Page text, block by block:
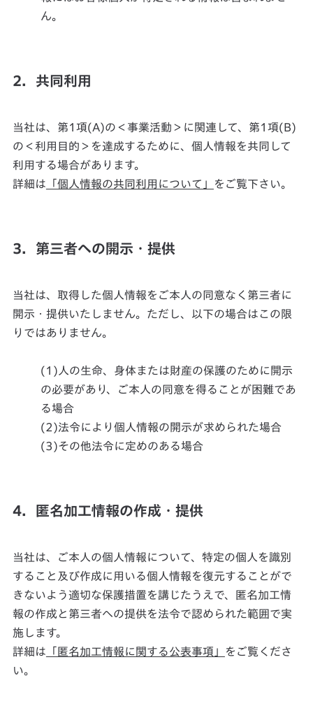
ん。
2．共同利用
当社は、第1項(A)の＜事業活動＞に関連して、第1項(B)
の＜利用目的＞を達成するために、個人情報を共同して
利用する場合があります。
詳細は 「個人情報の共同利用について」 をご覧下さい。
3．第三者への開示・提供
当社は、取得した個人情報をご本人の同意なく第三者に
開示・提供いたしません。ただし、以下の場合はこの限
りではありません。
(1)人の生命、身体または財産の保護のために開示
の必要があり、ご本人の同意を得ることが困難であ
る場合
(2)法令により個人情報の開示が求められた場合
(3)その他法令に定めのある場合
4．匿名加工情報の作成・提供
当社は、ご本人の個人情報について、特定の個人を識別
すること及び作成に用いる個人情報を復元することがで
きないよう適切な保護措置を講じたうえで、匿名加工情
報の作成と第三者への提供を法令で認められた範囲で実
施します。
詳細は 「匿名加工情報に関する公表事項」
をご覧くださ
い。